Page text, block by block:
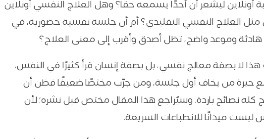
أونلاين ليشعر أن أحدًا يسمعه حقًا؟ وهل العلاج النفسي أونلاين
مثل العلاج النفسي التقليدي؟ أم أن جلسة نفسية حضورية، في
هادئة وموعد واضح، تظل أصدق وأقرب إلى معنى العلاج؟
هذا لا بصفة معالج نفسي، بل بصفة إنسان قرأ كثيرًا في النفس،
حيرة من يخاف أول جلسة، ومن جرّب مختصًا ضعيفًا فظن أن
كله نصائح باردة. وسيُراجع هذا المقال مختص قبل نشره؛ لأن
ليست ميدانًا للانطباعات السريعة.